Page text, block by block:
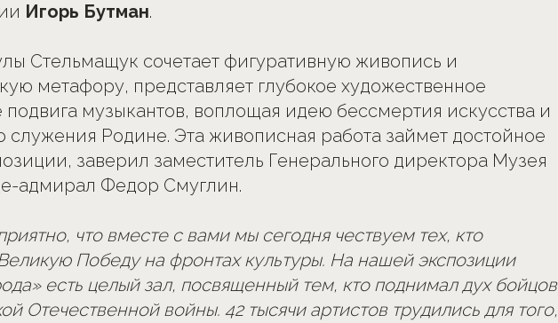
Игорь Бутман.
Стельмащук сочетает фигуративную живопись и
метафору, представляет глубокое художественное
музыкантов, воплощая идею бессмертия искусства и
служения Родине. Эта живописная работа займет достойное
заверил заместитель Генерального директора Музея
адмирал Федор Смуглин.
что вместе с вами мы сегодня чествуем тех, кто
Победу на фронтах культуры. На нашей экспозиции
есть целый зал, посвященный тем, кто поднимал дух бойцов
Отечественной войны. 42 тысячи артистов трудились для того,